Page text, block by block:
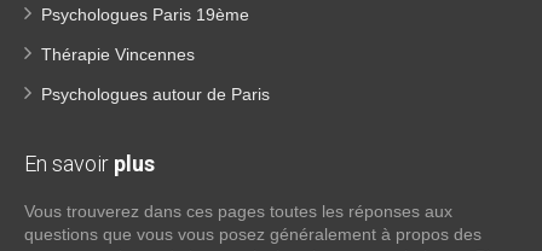
Psychologues Paris 19ème
Thérapie Vincennes
Psychologues autour de Paris
En savoir plus
Vous trouverez dans ces pages toutes les réponses aux
questions que vous vous posez généralement à propos des